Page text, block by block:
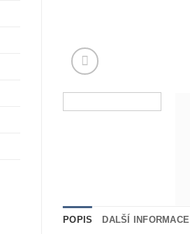
POPIS DALŠÍ INFORMACE